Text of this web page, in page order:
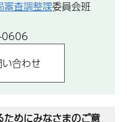
審査調整課委員会班
0606
めにみなさまのご意